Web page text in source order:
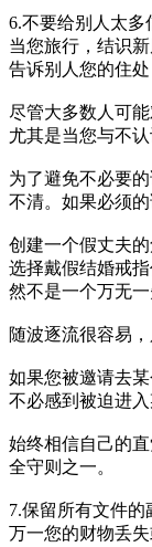
6.不要给别人太多
当您旅行，结识
告诉别人您的住
尽管大多数人可
尤其是当您与不
为了避免不必要
不清。如果必须的
创建一个假丈夫
选择戴假结婚戒
然不是一个万无一
随波逐流很容易
如果您被邀请去
不必感到被迫进
始终相信自己的
全守则之一。
7.保留所有文件的
万一您的财物丢